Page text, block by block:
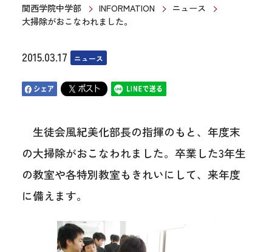
関西学院中学部 INFORMATION
ニュース
大掃除がおこなわれました。
2015.03.17 ニュース
生徒会風紀美化部長の指揮のもと、年度末
の大掃除がおこなわれました。卒業した3年生
の教室や各特別教室もきれいにして、来年度
に備えます。